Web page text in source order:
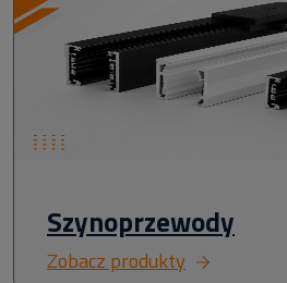
Szynoprzewody
Zobacz produkty